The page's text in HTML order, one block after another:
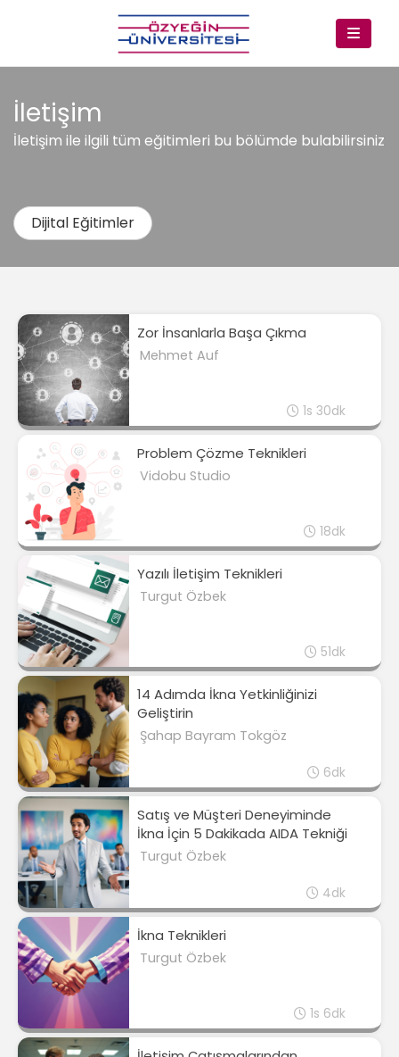
İletişim
İletişim ile ilgili tüm eğitimleri bu bölümde bulabilirsiniz
Dijital Eğitimler
Zor İnsanlarla Başa Çıkma
Mehmet Auf
1s 30dk
Problem Çözme Teknikleri
Vidobu Studio
18dk
Yazılı İletişim Teknikleri
Turgut Özbek
51dk
14 Adımda İkna Yetkinliğinizi
Geliştirin
Şahap Bayram Tokgöz
6dk
Satış ve Müşteri Deneyiminde
İkna İçin 5 Dakikada AIDA Tekniği
Turgut Özbek
4dk
İkna Teknikleri
Turgut Özbek
1s 6dk